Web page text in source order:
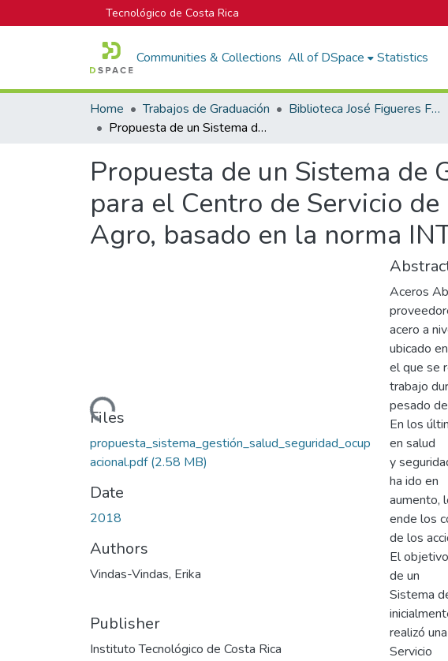
Tecnológico de Costa Rica
Communities & Collections All of DSpace Statistics
Home Trabajos de Graduación Biblioteca José Figueres Ferrer
Propuesta de un Sistema de Gestión en Salud y Seguridad Ocupacional para el Centro de Servicio de Ferralla de la empresa Aceros Abonos Agro, basado en la norma INTE/OHSAS 18001:2009
Propuesta de un Sistema de
para el Centro de Servicio
Agro, basado en la norma
Loading...
Files
propuesta_sistema_gestión_salud_seguridad_ocup
acional.pdf(2.58 MB)
Date
2018
Authors
Vindas-Vindas, Erika
Publisher
Instituto Tecnológico de Costa Rica
Aceros
acero a
ubicado
el que se
trabajo
pesado
En los
en salud
y
ha ido en
aumento,
ende los
de los
El
de un
Sistema
realizó
Servicio